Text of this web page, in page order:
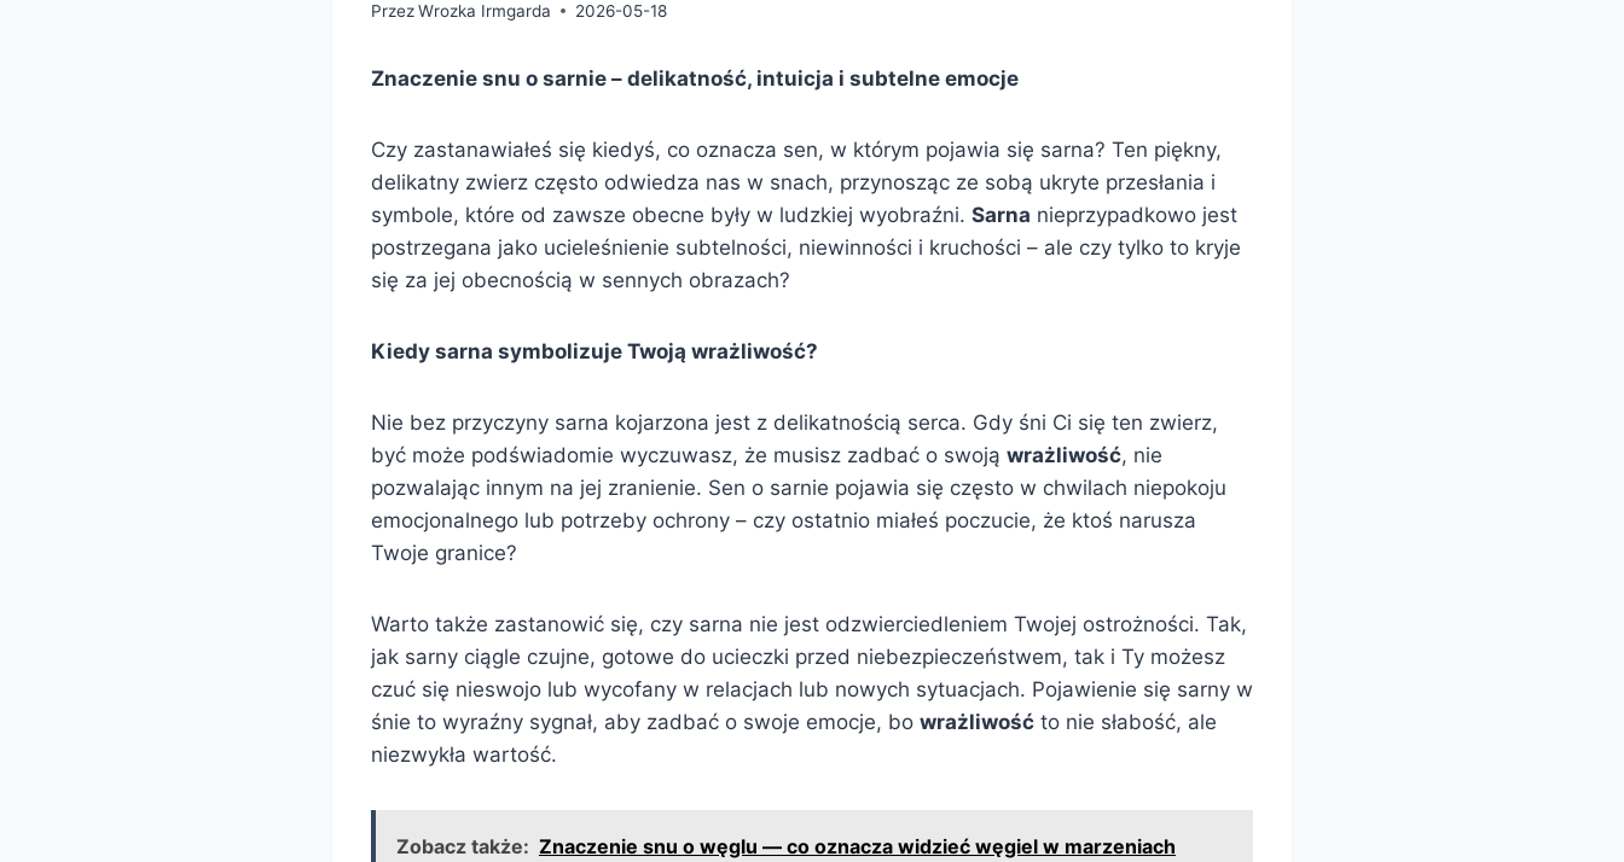
PrzezWrozka Irmgarda 2026-05-18
Znaczenie snu o sarnie – delikatność, intuicja i subtelne emocje
Czy zastanawiałeś się kiedyś, co oznacza sen, w którym pojawia się sarna? Ten piękny,
delikatny zwierz często odwiedza nas w snach, przynosząc ze sobą ukryte przesłania i
symbole, które od zawsze obecne były w ludzkiej wyobraźni. Sarna nieprzypadkowo jest
postrzegana jako ucieleśnienie subtelności, niewinności i kruchości – ale czy tylko to kryje
się za jej obecnością w sennych obrazach?
Kiedy sarna symbolizuje Twoją wrażliwość?
Nie bez przyczyny sarna kojarzona jest z delikatnością serca. Gdy śni Ci się ten zwierz,
być może podświadomie wyczuwasz, że musisz zadbać o swoją wrażliwość, nie
pozwalając innym na jej zranienie. Sen o sarnie pojawia się często w chwilach niepokoju
emocjonalnego lub potrzeby ochrony – czy ostatnio miałeś poczucie, że ktoś narusza
Twoje granice?
Warto także zastanowić się, czy sarna nie jest odzwierciedleniem Twojej ostrożności. Tak,
jak sarny ciągle czujne, gotowe do ucieczki przed niebezpieczeństwem, tak i Ty możesz
czuć się nieswojo lub wycofany w relacjach lub nowych sytuacjach. Pojawienie się sarny w
śnie to wyraźny sygnał, aby zadbać o swoje emocje, bo wrażliwość to nie słabość, ale
niezwykła wartość.
Zobacz także: Znaczenie snu o węglu — co oznacza widzieć węgiel w marzeniach